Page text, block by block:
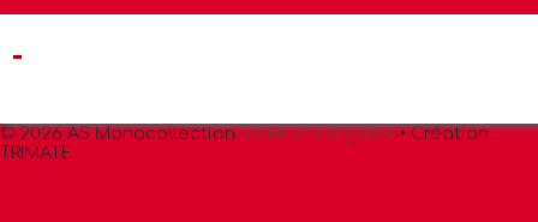
Accueil
Nouveautés
-
© 2026 AS MonacollectionMentions légales• Création
TRIMATE